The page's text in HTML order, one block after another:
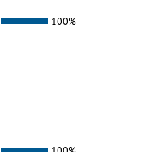
100%